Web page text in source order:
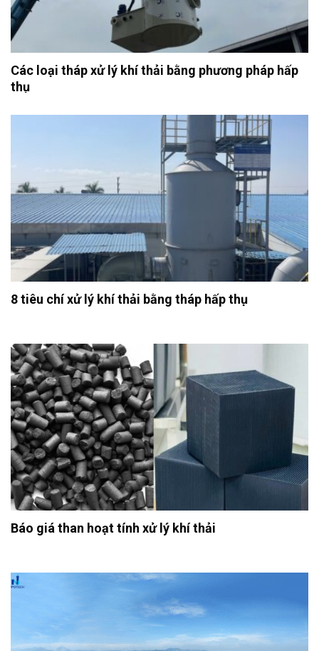
Các loại tháp xử lý khí thải bằng phương pháp hấp
thụ
8 tiêu chí xử lý khí thải bằng tháp hấp thụ
Báo giá than hoạt tính xử lý khí thải